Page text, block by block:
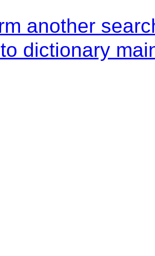
another
dictionary